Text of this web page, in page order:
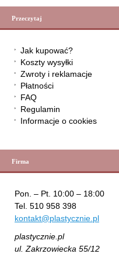
Przeczytaj
Jak kupować?
Koszty wysyłki
Zwroty i reklamacje
Płatności
FAQ
Regulamin
Informacje o cookies
Firma
Pon. – Pt. 10:00 – 18:00
Tel. 510 958 398
kontakt@plastycznie.pl
plastycznie.pl
ul. Zakrzowiecka 55/12